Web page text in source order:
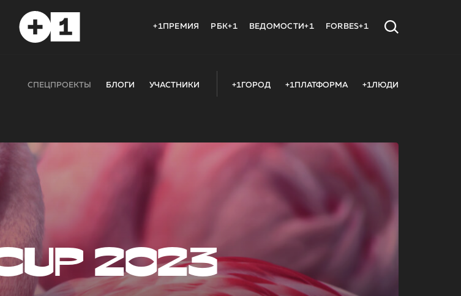
+1ПРЕМИЯ РБК+1 ВЕДОМОСТИ+1 FORBES+1
СПЕЦПРОЕКТЫ БЛОГИ УЧАСТНИКИ +1ГОРОД +1ПЛАТФОРМА +1ЛЮДИ
2023